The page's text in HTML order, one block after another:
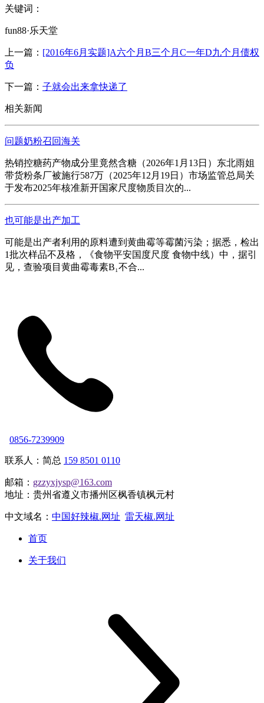
关键词：
fun88·乐天堂
上一篇： [2016年6月实题]A六个月B三个月C一年D九个月债权
负
下一篇： 子就会出来拿快递了
相关新闻
问题奶粉召回海关
热销控糖药产物成分里竟然含糖（2026年1月13日）东北雨姐
带货粉条厂被施行587万（2025年12月19日）市场监管总局关
于发布2025年核准新开国家尺度物质目次的...
也可能是出产加工
可能是出产者利用的原料遭到黄曲霉等霉菌污染；据悉，检出
1批次样品不及格，《食物平安国度尺度 食物中线）中，据引
见，查验项目黄曲霉毒素B₁不合...
0856-7239909
联系人：简总 159 8501 0110
邮箱： gzzyxjysp@163.com
地址：贵州省遵义市播州区枫香镇枫元村
中文域名： 中国好辣椒.网址 雷天椒.网址
首页
关于我们